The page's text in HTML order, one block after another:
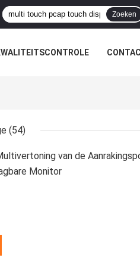
Zoeken
(54)
van de
Monitor